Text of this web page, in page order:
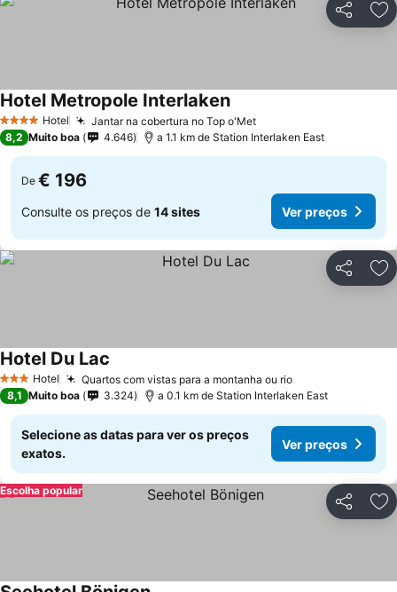
Partilhar
4 EstrelasHotel Jantar na cobertura no Top o'Met
Hotel Metropole Interlaken
8,2 Muito boa 4.646 a 1.1 km de Station Interlaken East
De € 196
Consulte os preços de 14 sites Ver preços
Partilhar
3 EstrelasHotel Quartos com vistas para a montanha ou rio
Hotel Du Lac
8,1 Muito boa 3.324 a 0.1 km de Station Interlaken East
Selecione as datas para ver os preços
exatos.
Ver preços
Partilhar
Escolha popular